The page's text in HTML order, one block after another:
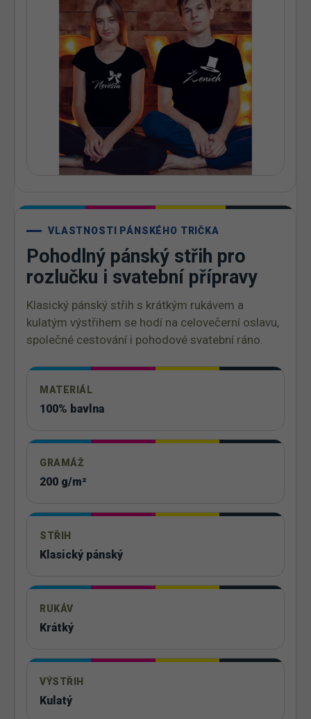
VLASTNOSTI PÁNSKÉHO TRIČKA
Pohodlný pánský střih pro
rozlučku i svatební přípravy
Klasický pánský střih s krátkým rukávem a
kulatým výstřihem se hodí na celovečerní oslavu,
společné cestování i pohodové svatební ráno.
MATERIÁL
100% bavlna
GRAMÁŽ
200 g/m²
STŘIH
Klasický pánský
RUKÁV
Krátký
VÝSTŘIH
Kulatý